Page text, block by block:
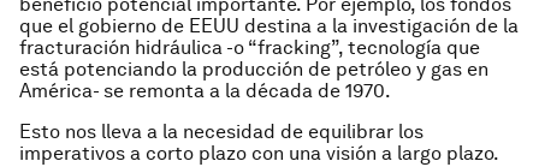
que el gobierno de EEUU destina a la investigación de la
fracturación hidráulica -o “fracking”, tecnología que
está potenciando la producción de petróleo y gas en
América- se remonta a la década de 1970.
Esto nos lleva a la necesidad de equilibrar los
imperativos a corto plazo con una visión a largo plazo.